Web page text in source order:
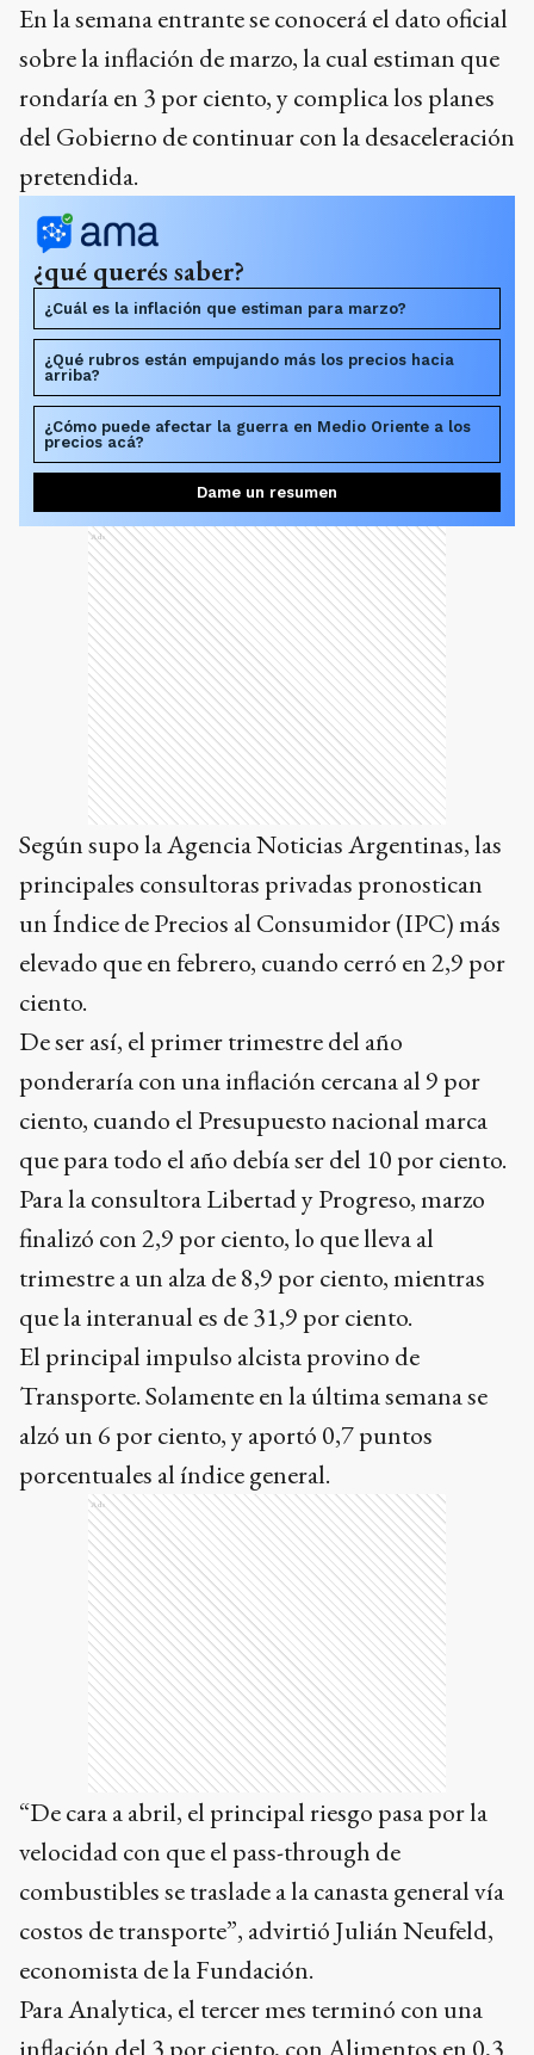
En la semana entrante se conocerá el dato oficial
sobre la inflación de marzo, la cual estiman que
rondaría en 3 por ciento, y complica los planes
del Gobierno de continuar con la desaceleración
pretendida.
¿qué querés saber?
¿Cuál es la inflación que estiman para marzo?
¿Qué rubros están empujando más los precios hacia
arriba?
¿Cómo puede afectar la guerra en Medio Oriente a los
precios acá?
Dame un resumen
Ads
Según supo la Agencia Noticias Argentinas, las
principales consultoras privadas pronostican
un Índice de Precios al Consumidor (IPC) más
elevado que en febrero, cuando cerró en 2,9 por
ciento.
De ser así, el primer trimestre del año
ponderaría con una inflación cercana al 9 por
ciento, cuando el Presupuesto nacional marca
que para todo el año debía ser del 10 por ciento.
Para la consultora Libertad y Progreso, marzo
finalizó con 2,9 por ciento, lo que lleva al
trimestre a un alza de 8,9 por ciento, mientras
que la interanual es de 31,9 por ciento.
El principal impulso alcista provino de
Transporte. Solamente en la última semana se
alzó un 6 por ciento, y aportó 0,7 puntos
porcentuales al índice general.
Ads
“De cara a abril, el principal riesgo pasa por la
velocidad con que el pass-through de
combustibles se traslade a la canasta general vía
costos de transporte”, advirtió Julián Neufeld,
economista de la Fundación.
Para Analytica, el tercer mes terminó con una